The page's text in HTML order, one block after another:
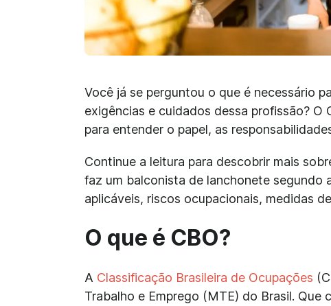
Você já se perguntou o que é necessário
exigências e cuidados dessa profissão? O
para entender o papel, as
Continue a leitura para descobrir mais
faz um balconista de lanchonete segundo
aplicáveis, riscos ocupacionais, medidas
O que é CBO?
A Classificação Brasileira de Ocupações
Trabalho e Emprego (MTE) do Brasil.